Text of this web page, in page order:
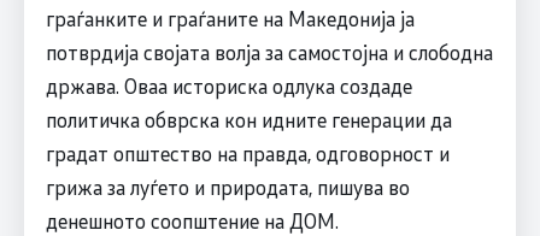
граѓанките и граѓаните на Македонија ја
потврдија својата волја за самостојна и слободна
држава. Оваа историска одлука создаде
политичка обврска кон идните генерации да
градат општество на правда, одговорност и
грижа за луѓето и природата, пишува во
денешното соопштение на ДОМ.